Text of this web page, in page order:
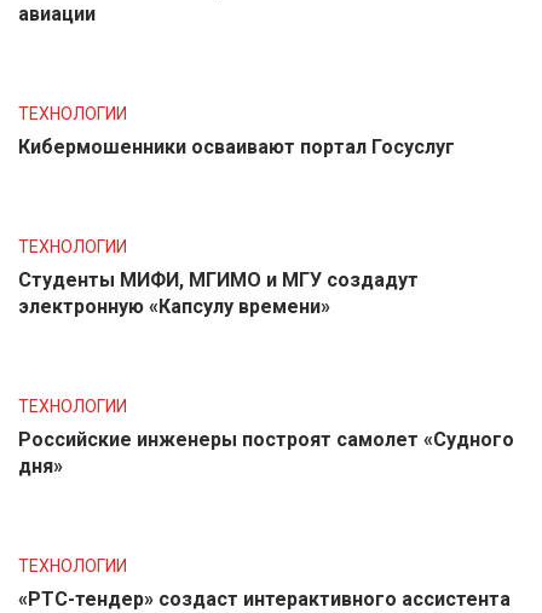
авиации
ТЕХНОЛОГИИ
Кибермошенники осваивают портал Госуслуг
ТЕХНОЛОГИИ
Студенты МИФИ, МГИМО и МГУ создадут
электронную «Капсулу времени»
ТЕХНОЛОГИИ
Российские инженеры построят самолет «Судного
дня»
ТЕХНОЛОГИИ
«РТС-тендер» создаст интерактивного ассистента